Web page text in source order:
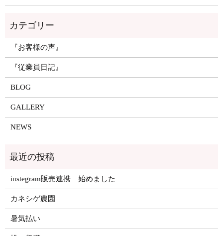
『お客様の声』
『従業員日記』
BLOG
GALLERY
NEWS
instegram販売連携 始めました
カネシゲ農園
暑気払い